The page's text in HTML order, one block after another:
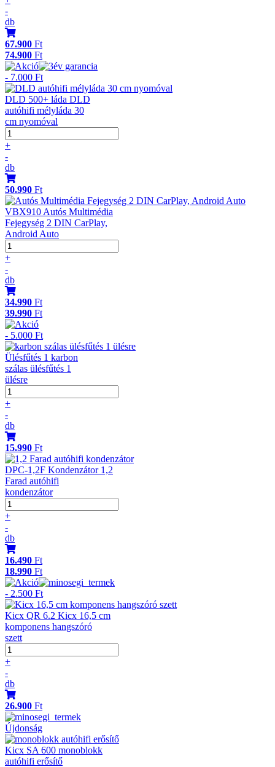
-
db
67.900 Ft
74.900 Ft
- 7.000 Ft
DLD 500+ láda DLD
autóhifi mélyláda 30
cm nyomóval
+
-
db
50.990 Ft
VBX910 Autós Multimédia
Fejegység 2 DIN CarPlay,
Android Auto
+
-
db
34.990 Ft
39.990 Ft
- 5.000 Ft
Ülésfűtés 1 karbon
szálas ülésfűtés 1
ülésre
+
-
db
15.990 Ft
DPC-1,2F Kondenzátor 1,2
Farad autóhifi
kondenzátor
+
-
db
16.490 Ft
18.990 Ft
- 2.500 Ft
Kicx QR 6.2 Kicx 16,5 cm
komponens hangszóró
szett
+
-
db
26.900 Ft
Újdonság
Kicx SA 600 monoblokk
autóhifi erősítő